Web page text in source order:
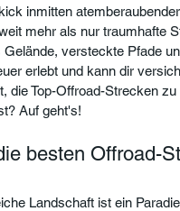
inmitten
mehr als nur traumhafte
versteckte Pfade
erlebt und kann dir
die Top-Offroad-Strecken
Auf geht's!
besten Offroad-
Landschaft ist ein